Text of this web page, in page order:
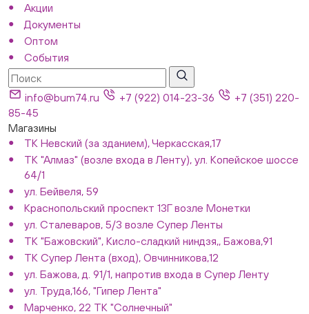
Акции
Документы
Оптом
События
info@bum74.ru +7 (922) 014-23-36
+7 (351) 220-
85-45
Магазины
ТК Невский (за зданием), Черкасская,17
ТК "Алмаз" (возле входа в Ленту), ул. Копейское шоссе
64/1
ул. Бейвеля, 59
Краснопольский проспект 13Г возле Монетки
ул. Сталеваров, 5/3 возле Супер Ленты
ТК "Бажовский", Кисло-сладкий ниндзя,, Бажова,91
ТК Супер Лента (вход), Овчинникова,12
ул. Бажова, д. 91/1, напротив входа в Супер Ленту
ул. Труда,166, "Гипер Лента"
Марченко, 22 ТК "Солнечный"